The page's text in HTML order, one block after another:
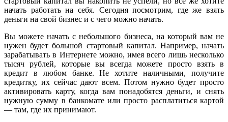
начать работать на себя. Сегодня посмотрим, где же взять
деньги на свой бизнес и с чего можно начать.
Вы можете начать с небольшого бизнеса, на который вам не
нужен будет большой стартовый капитал. Например, начать
зарабатывать в Интернете можно, имея всего лишь несколько
тысяч рублей, которые вы всегда можете просто взять в
кредит в любом банке. Не хотите наличными, получите
кредитку, их сейчас дают всем. Потом нужно будет просто
активировать карту, когда вам понадобятся деньги, и снять
нужную сумму в банкомате или просто расплатиться картой
— там, где их принимают.